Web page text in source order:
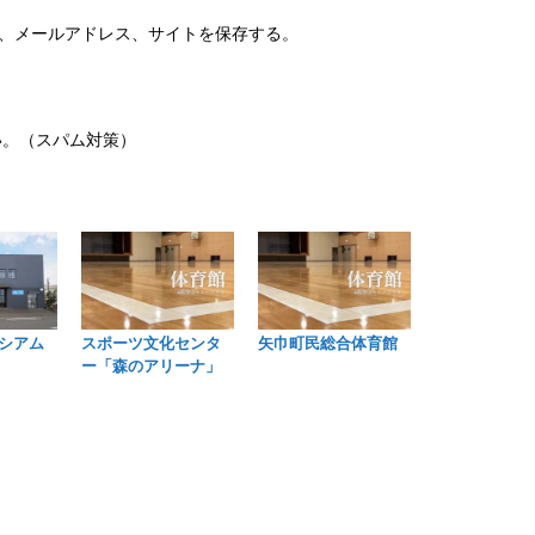
ールアドレス、サイトを保存する。
（スパム対策）
アム
スポーツ文化センタ
ー「森のアリーナ」
矢巾町民総合体育館